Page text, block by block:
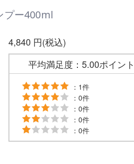
プー400ml
4,840 円(税込)
平均満足度：5.00ポイント
：1件
：0件
：0件
：0件
：0件